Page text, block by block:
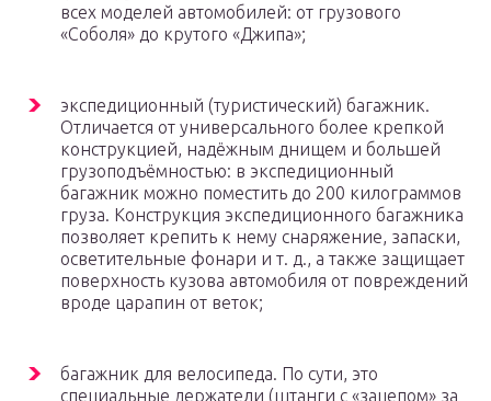
всех моделей автомобилей: от грузового
«Соболя» до крутого «Джипа»;
экспедиционный (туристический) багажник.
Отличается от универсального более крепкой
конструкцией, надёжным днищем и большей
грузоподъёмностью: в экспедиционный
багажник можно поместить до 200 килограммов
груза. Конструкция экспедиционного багажника
позволяет крепить к нему снаряжение, запаски,
осветительные фонари и т. д., а также защищает
поверхность кузова автомобиля от повреждений
вроде царапин от веток;
багажник для велосипеда. По сути, это
специальные держатели (штанги с «зацепом» за